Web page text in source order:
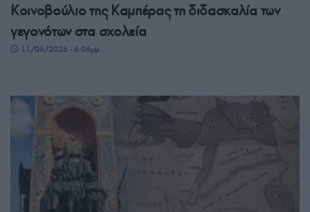
Κοινοβούλιο της Καμπέρας τη διδασκαλία των
γεγονότων στα σχολεία
11/06/2026 - 6:06μμ